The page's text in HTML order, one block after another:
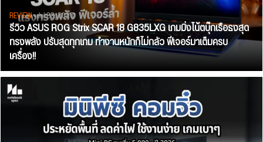
REVIEW• Jul 28, 2026
รีวิว ASUS ROG Strix SCAR 18 G835LXG เกมมิ่งโน้ตบุ๊กเรือธงสุด
ทรงพลัง ปรับสุดทุกเกม ทำงานหนักก็ไม่กลัว ฟีเจอร์มาเต็มครบ
เครื่อง!!